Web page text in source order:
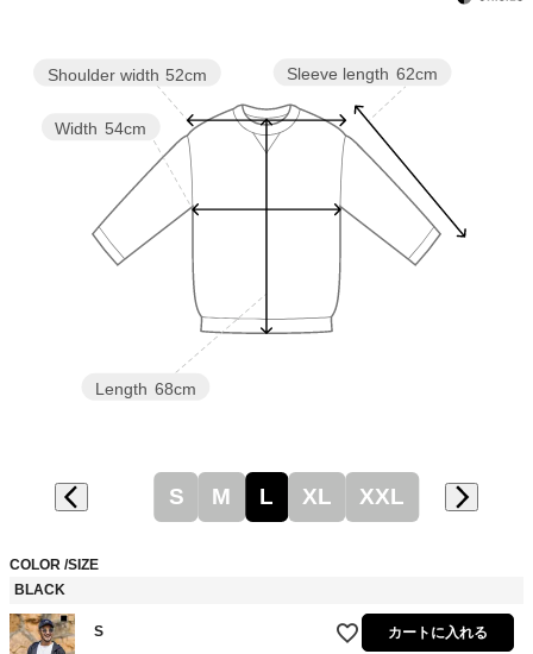
Sleeve length 62cm
Length 68cm
Width 54cm
Shoulder width 52cm
S M L XL XXL
COLOR SIZE
BLACK
S カートに入れる